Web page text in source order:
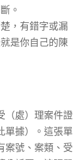
。
，有錯字或漏
是你自己的陳
（處）理案件證
單據）。這張單
案號、案類、受